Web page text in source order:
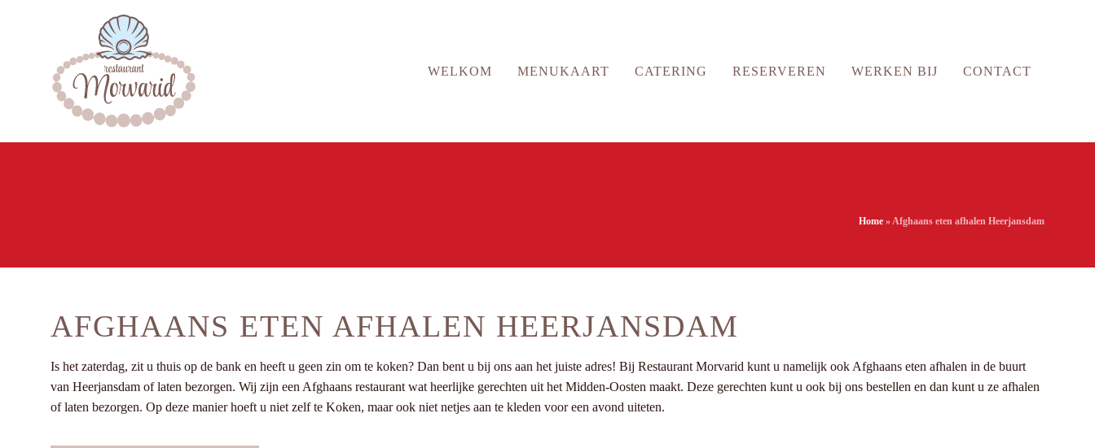
WELKOM MENUKAART CATERING RESERVEREN WERKEN BIJ CONTACT
Home »Afghaans eten afhalen Heerjansdam
AFGHAANS ETEN AFHALEN HEERJANSDAM
Is het zaterdag, zit u thuis op de bank en heeft u geen zin om te koken? Dan bent u bij ons aan het juiste adres! Bij Restaurant Morvarid kunt u namelijk ook Afghaans eten afhalen in de buurt
van Heerjansdam of laten bezorgen. Wij zijn een Afghaans restaurant wat heerlijke gerechten uit het Midden-Oosten maakt. Deze gerechten kunt u ook bij ons bestellen en dan kunt u ze afhalen
of laten bezorgen. Op deze manier hoeft u niet zelf te Koken, maar ook niet netjes aan te kleden voor een avond uiteten.